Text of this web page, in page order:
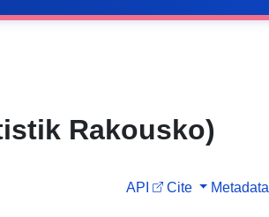
Rakousko)
API Cite Metadata